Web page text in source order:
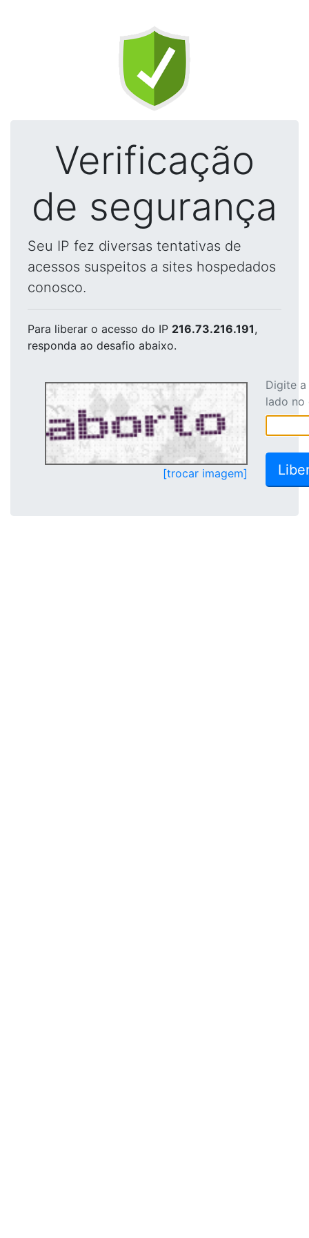
Verificação
de segurança
Seu IP fez diversas tentativas de
acessos suspeitos a sites hospedados
conosco.
Para liberar o acesso do IP 216.73.216.191,
responda ao desafio abaixo.
[trocar imagem]
Digite
lado no